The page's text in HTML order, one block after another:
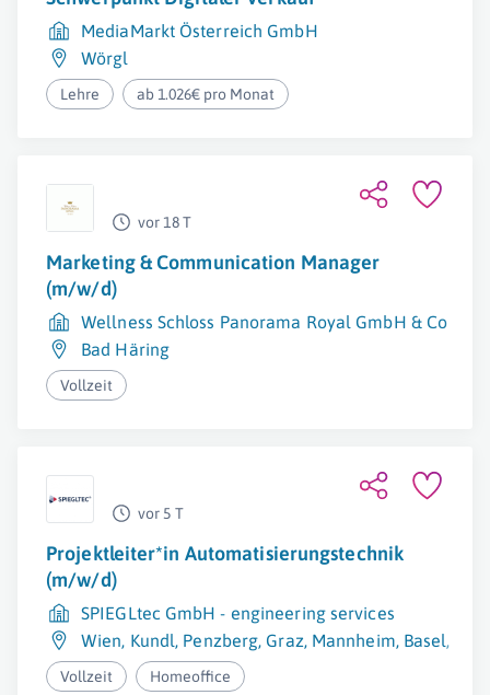
MediaMarkt Österreich GmbH
Wörgl
Lehre ab 1.026€ pro Monat
vor 18 T
Marketing & Communication Manager
(m/w/d)
Wellness Schloss Panorama Royal GmbH & Co KG
Bad Häring
Vollzeit
vor 5 T
Projektleiter*in Automatisierungstechnik
(m/w/d)
SPIEGLtec GmbH - engineering services
Wien, Kundl, Penzberg, Graz, Mannheim, Basel,
Vollzeit Homeoffice